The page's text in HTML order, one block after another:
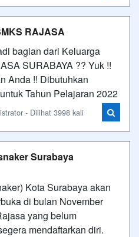
RAJASA
bagian dari Keluarga
SURABAYA ?? Yuk !!
Anda !! Dibutuhkan
Tahun Pelajaran 2022
- Dilihat 3998 kali
Surabaya
Kota Surabaya akan
di bulan November
yang belum
mendaftarkan diri.